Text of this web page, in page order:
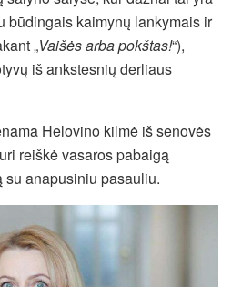
būdingais kaimynų lankymais ir
„Vaišės arba pokštas!“),
iš ankstesnių derliaus
Helovino kilmė iš senovės
reiškė vasaros pabaigą
su anapusiniu pasauliu.